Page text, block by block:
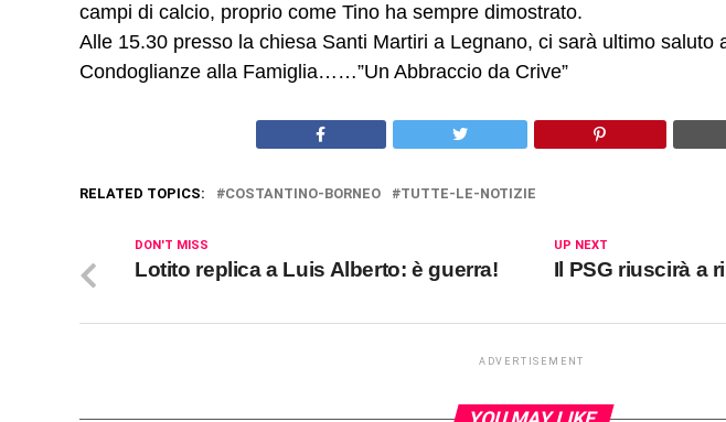
campi di calcio, proprio come Tino ha sempre dimostrato.
Alle 15.30 presso la chiesa Santi Martiri a Legnano, ci sarà ultimo saluto
Condoglianze alla Famiglia……”Un Abbraccio da Crive”
RELATED TOPICS: COSTANTINO-BORNEO TUTTE-LE-NOTIZIE
UP NEXT
Il PSG riuscirà a
DON'T MISS
Lotito replica a Luis Alberto: è guerra!
ADVERTISEMENT